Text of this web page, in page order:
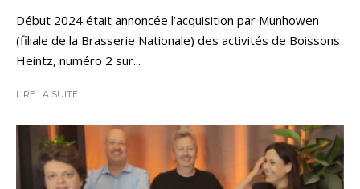
Début 2024 était annoncée l’acquisition par Munhowen
(filiale de la Brasserie Nationale) des activités de Boissons
Heintz, numéro 2 sur...
LIRE LA SUITE